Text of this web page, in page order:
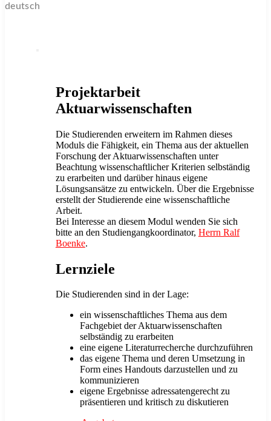
deutsch
Projektarbeit
Aktuarwissenschaften
Die Studierenden erweitern im Rahmen dieses
Moduls die Fähigkeit, ein Thema aus der aktuellen
Forschung der Aktuarwissenschaften unter
Beachtung wissenschaftlicher Kriterien selbständig
zu erarbeiten und darüber hinaus eigene
Lösungsansätze zu entwickeln. Über die Ergebnisse
erstellt der Studierende eine wissenschaftliche
Arbeit.
Bei Interesse an diesem Modul wenden Sie sich
bitte an den Studiengangkoordinator, Herrn Ralf
Boenke.
Lernziele
Die Studierenden sind in der Lage:
ein wissenschaftliches Thema aus dem
Fachgebiet der Aktuarwissenschaften
selbständig zu erarbeiten
eine eigene Literaturrecherche durchzuführen
das eigene Thema und deren Umsetzung in
Form eines Handouts darzustellen und zu
kommunizieren
eigene Ergebnisse adressatengerecht zu
präsentieren und kritisch zu diskutieren